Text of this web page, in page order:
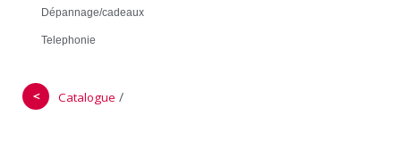
Dépannage/cadeaux
Telephonie
＜ Catalogue /